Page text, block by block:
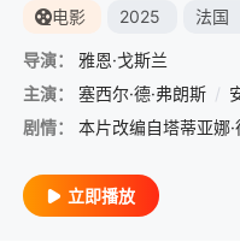
电影 2025 法国
导演：
雅恩·戈斯兰
主演：
塞西尔·德·弗朗斯 /
剧情：
立即播放